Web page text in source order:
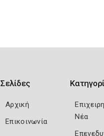
Σελίδες
Αρχική
Επικοινωνία
Νέα